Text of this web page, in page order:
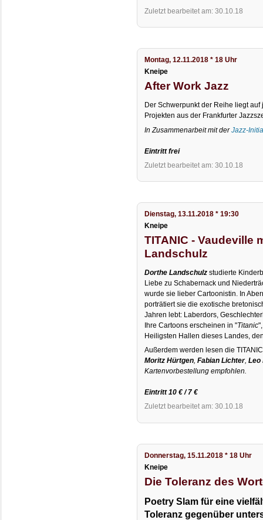
Zuletzt bearbeitet am: 30.10.18
Montag, 12.11.2018 * 18 Uhr
Kneipe
After Work Jazz
Der Schwerpunkt der Reihe liegt
Projekten aus der Frankfurter
In Zusammenarbeit mit derJazz-
Eintritt frei
Zuletzt bearbeitet am: 30.10.18
Dienstag, 13.11.2018 * 19:30
Kneipe
TITANIC - Vaudeville
Landschulz
Dorthe Landschulz studierte
Liebe zu Schabernack und
wurde sie lieber Cartoonistin. In
porträtiert sie die exotische
Jahren lebt: Laberdors,
Ihre Cartoons erscheinen in "Titanic
Heiligsten Hallen dieses Landes,
Außerdem werden lesen die
Moritz Hürtgen, Fabian Lichter, Leo
Kartenvorbestellung empfohlen.
Eintritt 10 € / 7 €
Zuletzt bearbeitet am: 30.10.18
Donnerstag, 15.11.2018 * 18 Uhr
Kneipe
Die Toleranz des
Poetry Slam für eine
Toleranz gegenüber